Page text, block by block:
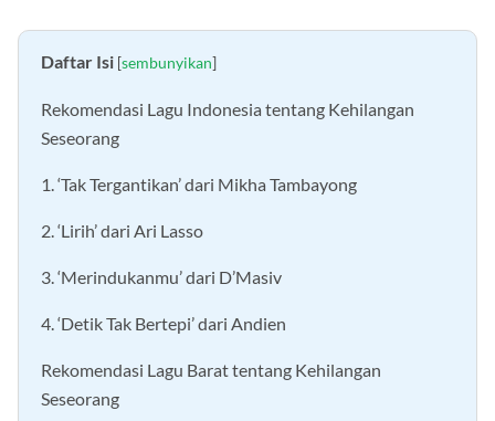
Daftar Isi [sembunyikan]
Rekomendasi Lagu Indonesia tentang Kehilangan
Seseorang
1. ‘Tak Tergantikan’ dari Mikha Tambayong
2. ‘Lirih’ dari Ari Lasso
3. ‘Merindukanmu’ dari D’Masiv
4. ‘Detik Tak Bertepi’ dari Andien
Rekomendasi Lagu Barat tentang Kehilangan
Seseorang